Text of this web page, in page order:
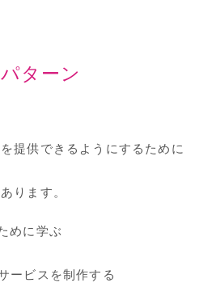
ターン
提供できるようにするために
ります。
めに学ぶ
ービスを制作する